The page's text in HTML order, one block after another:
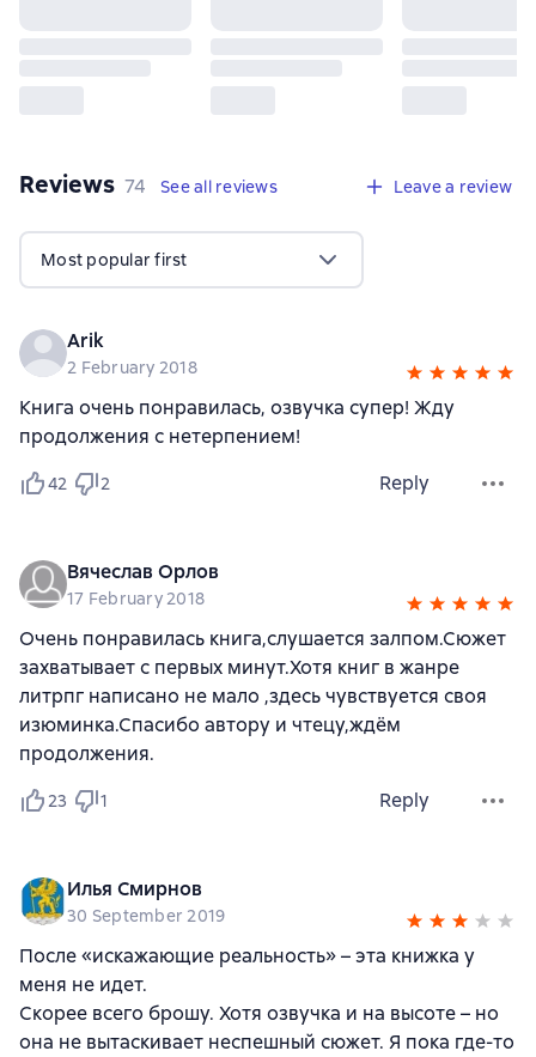
Reviews 74 reviews
74 See all reviews Leave a review
Most popular first
Arik
2 February 2018
Книга очень понравилась, озвучка супер! Жду
продолжения с нетерпением!
42 2 Reply
Вячеслав Орлов
17 February 2018
Очень понравилась книга,слушается залпом.Сюжет
захватывает с первых минут.Хотя книг в жанре
литрпг написано не мало ,здесь чувствуется своя
изюминка.Спасибо автору и чтецу,ждём
продолжения.
23 1 Reply
Илья Смирнов
30 September 2019
После «искажающие реальность» – эта книжка у
меня не идет.
Скорее всего брошу. Хотя озвучка и на высоте – но
она не вытаскивает неспешный сюжет. Я пока где-то